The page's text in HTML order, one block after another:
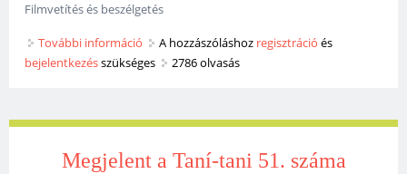
Filmvetítés és beszélgetés
További információ Agresszió az iskolában tartalommal
kapcsolatosan
A hozzászóláshoz regisztráció és
bejelentkezésszükséges 2786 olvasás
Megjelent a Taní-tani 51. száma